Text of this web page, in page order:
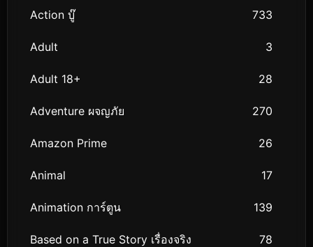
Action บู๊ 733
Adult 3
Adult 18+ 28
Adventure ผจญภัย 270
Amazon Prime 26
Animal 17
Animation การ์ตูน 139
Based on a True Story เรื่องจริง 78